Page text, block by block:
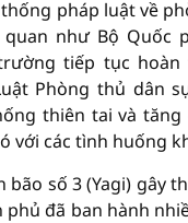
pháp luật về
như Bộ Quốc
tiếp tục hoàn
Phòng thủ dân
thiên tai và
với các tình huống
bão số 3 (Yagi) gây
phủ đã ban hành